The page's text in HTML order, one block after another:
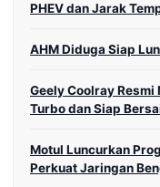
PHEV dan Jarak
AHM Diduga Siap
Geely Coolray
Turbo dan Siap
Motul Luncurkan
Perkuat Jaringan